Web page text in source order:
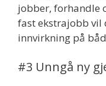
jobber, forhandle
fast ekstrajobb vil
innvirkning på
#3 Unngå ny